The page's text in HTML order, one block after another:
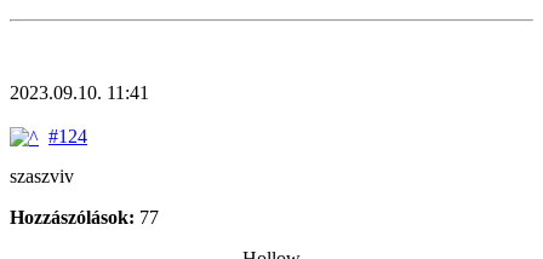
2023.09.10. 11:41
#124
szaszviv
Hozzászólások: 77